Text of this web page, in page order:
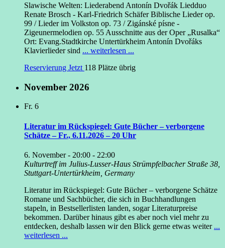
Slawische Welten: Liederabend Antonín Dvořák Liedduo
Renate Brosch - Karl-Friedrich Schäfer Biblische Lieder op.
99 / Lieder im Volkston op. 73 / Zigánské písne -
Zigeunermelodien op. 55 Ausschnitte aus der Oper „Rusalka“
Ort: Evang.Stadtkirche Untertürkheim Antonín Dvořáks
Klavierlieder sind ... weiterlesen ...
Reservierung Jetzt 118 Plätze übrig
November 2026
Fr. 6
Literatur im Rückspiegel: Gute Bücher – verborgene
Schätze – Fr., 6.11.2026 – 20 Uhr
6. November - 20:00 - 22:00
Kulturtreff im Julius-Lusser-Haus Strümpfelbacher Straße 38,
Stuttgart-Untertürkheim, Germany
Literatur im Rückspiegel: Gute Bücher – verborgene Schätze
Romane und Sachbücher, die sich in Buchhandlungen
stapeln, in Bestsellerlisten landen, sogar Literaturpreise
bekommen. Darüber hinaus gibt es aber noch viel mehr zu
entdecken, deshalb lassen wir den Blick gerne etwas weiter ...
weiterlesen ...